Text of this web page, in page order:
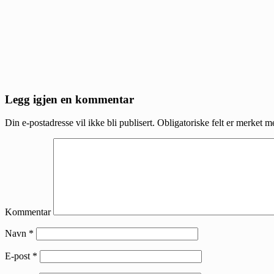
Reader
Legg igjen en kommentar
Din e-postadresse vil ikke bli publisert. Obligatoriske felt er merket
Kommentar
Navn *
E-post *